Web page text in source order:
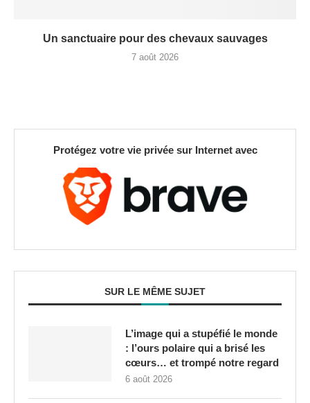
Un sanctuaire pour des chevaux sauvages
7 août 2026
Protégez votre vie privée sur Internet avec
SUR LE MÊME SUJET
L’image qui a stupéfié le monde
: l’ours polaire qui a brisé les
cœurs… et trompé notre regard
6 août 2026